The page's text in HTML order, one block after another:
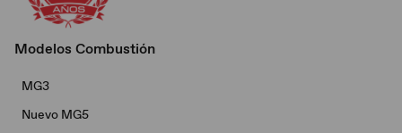
Modelos Combustión
MG3
Nuevo MG5